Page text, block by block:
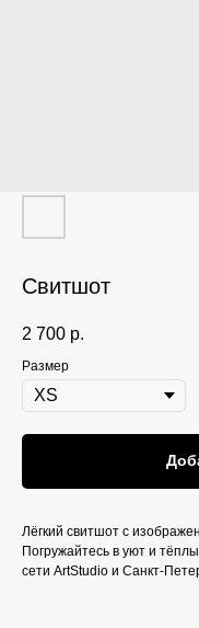
Свитшот
2 700 р.
Размер
Лёгкий свитшот с
Погружайтесь в уют и
сети ArtStudio и Санкт-